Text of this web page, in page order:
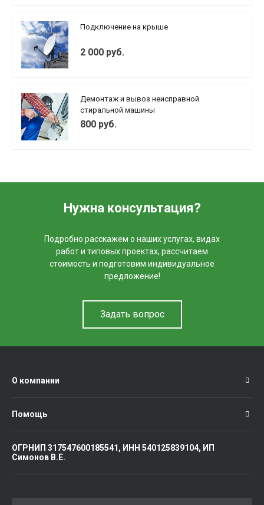
Подключение на крыше
2 000 руб.
Демонтаж и вывоз неисправной
стиральной машины
800 руб.
Нужна консультация?
Подробно расскажем о наших услугах, видах
работ и типовых проектах, рассчитаем
стоимость и подготовим индивидуальное
предложение!
Задать вопрос
О компании
Помощь
ОГРНИП 317547600185541, ИНН 540125839104, ИП
Симонов В.Е.